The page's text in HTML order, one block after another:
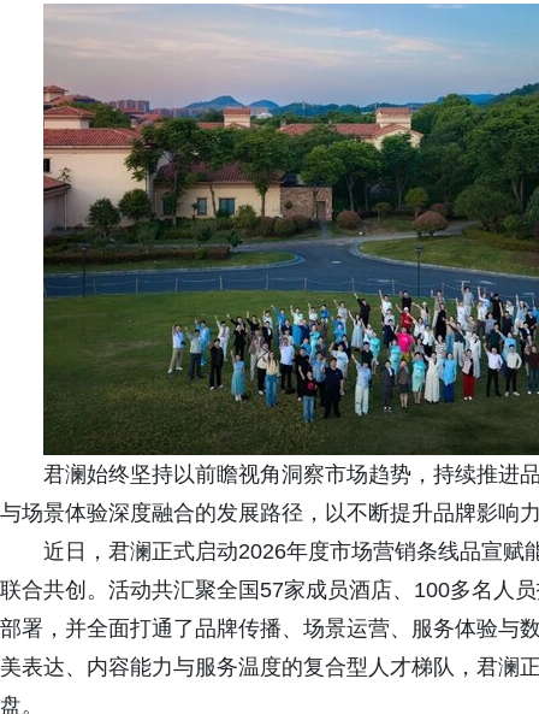
君澜始终坚持以前瞻视角洞察市场趋势，持续推进
与场景体验深度融合的发展路径，以不断提升品牌影响
近日，君澜正式启动2026年度市场营销条线品宣
联合共创。活动共汇聚全国57家成员酒店、100多名人
部署，并全面打通了品牌传播、场景运营、服务体验与
美表达、内容能力与服务温度的复合型人才梯队，君澜
盘。